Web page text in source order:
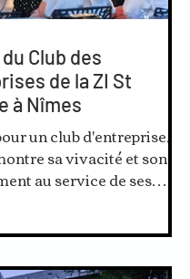
Club des
de la ZI St
à Nîmes
un club d'entreprise,
sa vivacité et son
au service de ses